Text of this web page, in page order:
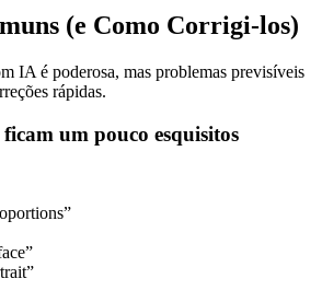
(e Como Corrigi-los)
IA é poderosa, mas problemas previsíveis
rápidas.
um pouco esquisitos